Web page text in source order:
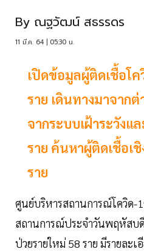
By ณฐวัฒน์ สธรรดร
11 มี.ค. 64 | 05:30 น.
เปิดข้อมูลผู้ติดเชื้อโ
ราย เดินทางมาจากต่
จากระบบเฝ้าระวังแ
ราย ค้นหาผู้ติดเชื้อเ
ราย
ศูนย์บริหารสถานการณ์โควิด-
สถานการณ์ประจำวันพฤหัสบ
ป่วยรายใหม่ 58 ราย มีรายละ